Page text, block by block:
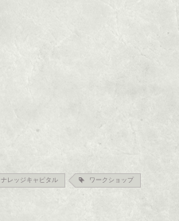
ナレッジキャピタル ワークショップ